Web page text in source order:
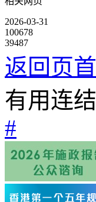
2026-03-31
100678
39487
返回页首
有用连结
#